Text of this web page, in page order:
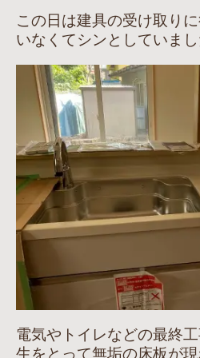
この日は建具の受け取り
いなくてシンとしていまし
電気やトイレなどの最終
生をとって無垢の床板が現